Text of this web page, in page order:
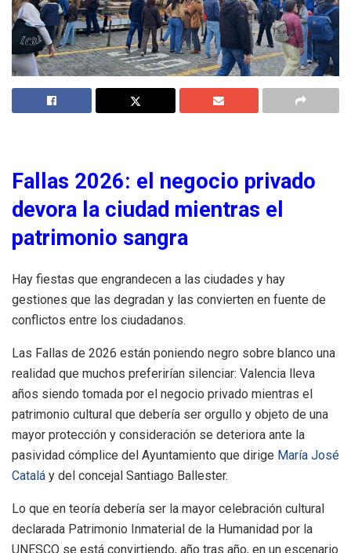
Fallas 2026: el negocio privado
devora la ciudad mientras el
patrimonio sangra
Hay fiestas que engrandecen a las ciudades y hay
gestiones que las degradan y las convierten en fuente de
conflictos entre los ciudadanos.
Las Fallas de 2026 están poniendo negro sobre blanco una
realidad que muchos preferirían silenciar: Valencia lleva
años siendo tomada por el negocio privado mientras el
patrimonio cultural que debería ser orgullo y objeto de una
mayor protección y consideración se deteriora ante la
pasividad cómplice del Ayuntamiento que dirige María José
Catalá y del concejal Santiago Ballester.
Lo que en teoría debería ser la mayor celebración cultural
declarada Patrimonio Inmaterial de la Humanidad por la
UNESCO se está convirtiendo, año tras año, en un escenario